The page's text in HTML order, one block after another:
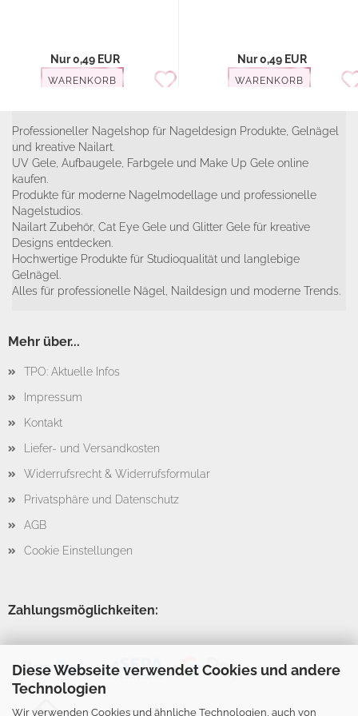
Diese Webseite verwendet Cookies und andere
Technologien
Wir verwenden Cookies und ähnliche Technologien, auch von
Nur 0,49 EUR
WARENKORB
Nur 0,49 EUR
WARENKORB
Professioneller Nagelshop für Nageldesign Produkte, Gelnägel
und kreative Nailart.
UV Gele, Aufbaugele, Farbgele und Make Up Gele online
kaufen.
Produkte für moderne Nagelmodellage und professionelle
Nagelstudios.
Nailart Zubehör, Cat Eye Gele und Glitter Gele für kreative
Designs entdecken.
Hochwertige Produkte für Studioqualität und langlebige
Gelnägel.
Alles für professionelle Nägel, Naildesign und moderne Trends.
Mehr über...
TPO: Aktuelle Infos
Impressum
Kontakt
Liefer- und Versandkosten
Widerrufsrecht & Widerrufsformular
Privatsphäre und Datenschutz
AGB
Cookie Einstellungen
Zahlungsmöglichkeiten: